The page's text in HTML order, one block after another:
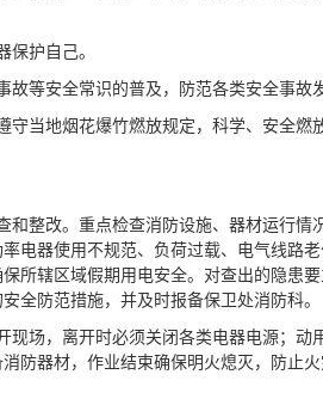
保护自己。
等安全常识的普及，防范各类安全事故
守当地烟花爆竹燃放规定，科学、安全燃
和整改。重点检查消防设施、器材运行情
电器使用不规范、负荷过载、电气线路老
所辖区域假期用电安全。对查出的隐患要
全防范措施，并及时报备保卫处消防科。
现场，离开时必须关闭各类电器电源；动
防器材，作业结束确保明火熄灭，防止